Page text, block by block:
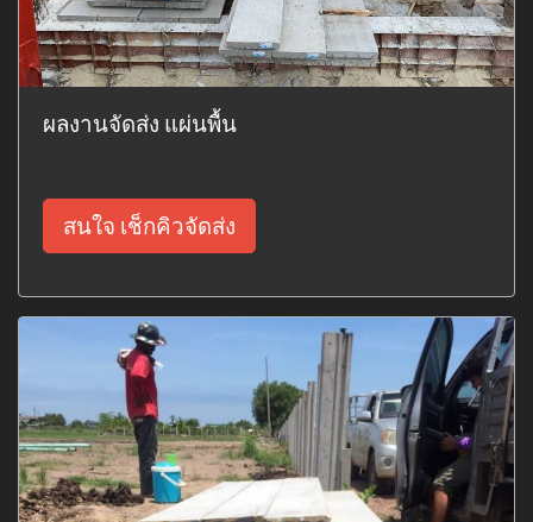
ผลงานจัดส่ง แผ่นพื้น
สนใจ เช็กคิวจัดส่ง